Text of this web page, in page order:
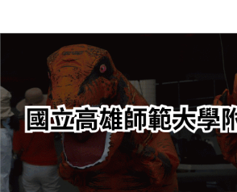
轉
要
內
容